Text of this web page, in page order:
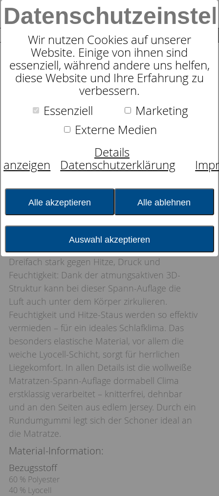
Wir nutzen Cookies auf unserer
Website. Einige von ihnen sind
essenziell, während andere uns helfen,
diese Website und Ihre Erfahrung zu
verbessern.
Essenziell
Marketing
Externe Medien
Details
anzeigen
Datenschutzerklärung
Alle akzeptieren Alle ablehnen
Auswahl akzeptieren
0
Matratzen-Spann-Auflage
dormabell Clima
Dreifach stark gegen Hitze, Druck und
Feuchtigkeit: Dank der atmungsaktiven 3D-
Struktur kann bei dieser Spann-Auflage die
Luft auch unter dem Körper zirkulieren.
Feuchtigkeit und Hitze-Staus werden so effektiv
vermieden – für ein ideales Schlafklima. Das
besonders elastische Material, vor allem die
weiche Lyocell-Schicht, sorgt für herrlichen
Liegekomfort. In allen Details ist die wollweiße
Matratzen-Spann-Auflage dormabell Clima
erstklassig verarbeitet – knitterfrei, dehnbar
und an den Seiten aus edlem Jersey. Durch ein
Rundumgummi legt sich der Schoner ideal an
die Matratze.
Material-Information:
Bezugsstoff
60 % Polyester
40 % Lyocell